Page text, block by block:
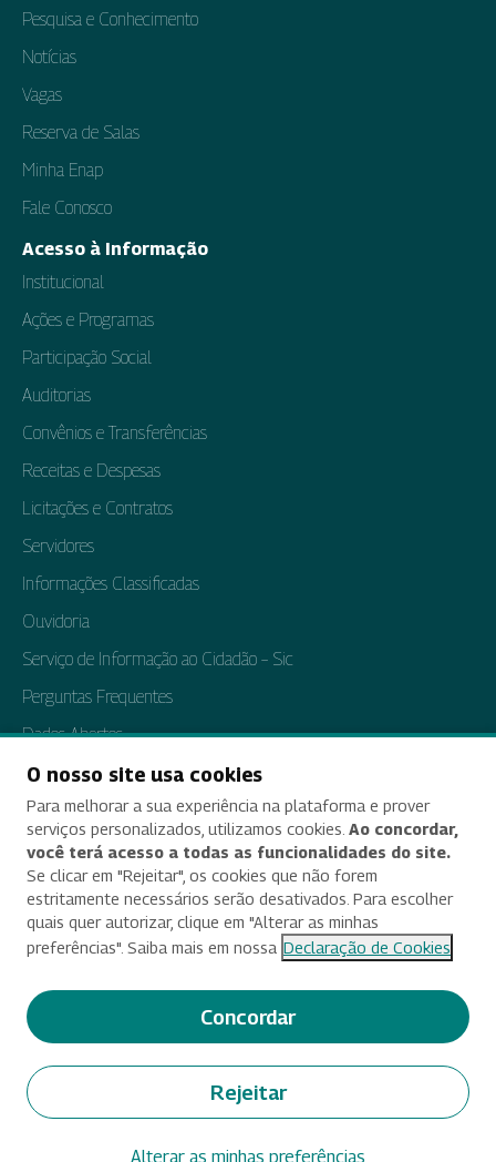
Pesquisa e Conhecimento
Notícias
Vagas
Reserva de Salas
Minha Enap
Fale Conosco
Acesso à Informação
Institucional
Ações e Programas
Participação Social
Auditorias
Convênios e Transferências
Receitas e Despesas
Licitações e Contratos
Servidores
Informações Classificadas
Ouvidoria
Serviço de Informação ao Cidadão – Sic
Perguntas Frequentes
Dados Abertos
Tratamento de Dados Pessoais
Transparência e Prestação de Contas
Acessibilidade
Termos de uso e aviso de privacidade
Deixe seu feedback
© 2025 Criado e desenvolvido por Enap
O nosso site usa cookies
Para melhorar a sua experiência na plataforma e prover
serviços personalizados, utilizamos cookies. Ao concordar,
você terá acesso a todas as funcionalidades do site.
Se clicar em "Rejeitar", os cookies que não forem
estritamente necessários serão desativados. Para escolher
quais quer autorizar, clique em "Alterar as minhas
preferências". Saiba mais em nossa Declaração de Cookies
Concordar
Rejeitar
Alterar as minhas preferências